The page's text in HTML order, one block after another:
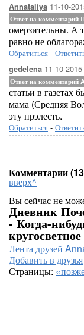
Annataliya 11-10-
Ответ на комментарий
омерзительны. А
равно не
Обратиться -
gedelena 11-10-
Ответ на комментарий
статьи в газетах
мама (Средняя
эту прэлесть.
Обратиться -
Комментарии
вверх^
Вы сейчас не
Дневник
- Когда-
Лента друзей
Добавить в друзья
Страницы: